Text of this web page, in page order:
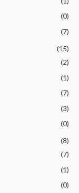
(0)
(7)
(15)
(2)
(1)
(7)
(3)
(0)
(8)
(7)
(1)
(0)